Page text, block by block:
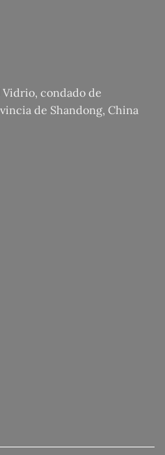
condado de
de Shandong, China